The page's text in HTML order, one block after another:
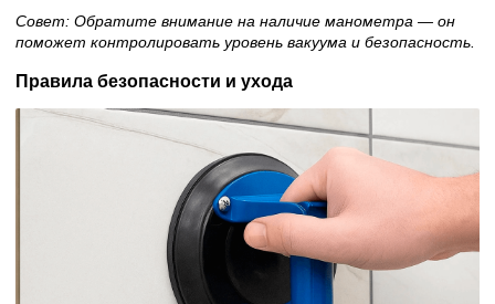
Совет: Обратите внимание на наличие манометра — он
поможет контролировать уровень вакуума и безопасность.
Правила безопасности и ухода